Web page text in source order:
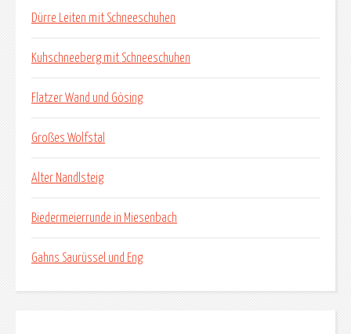
Dürre Leiten mit Schneeschuhen
Kuhschneeberg mit Schneeschuhen
Flatzer Wand und Gösing
Großes Wolfstal
Alter Nandlsteig
Biedermeierrunde in Miesenbach
Gahns Saurüssel und Eng